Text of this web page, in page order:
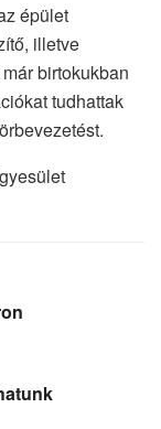
épület
illetve
birtokukban
tudhattak